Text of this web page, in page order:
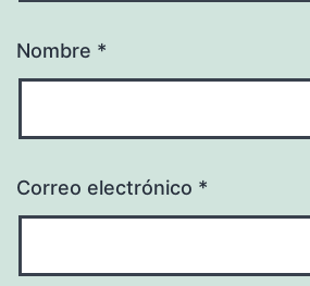
Nombre *
Correo electrónico *